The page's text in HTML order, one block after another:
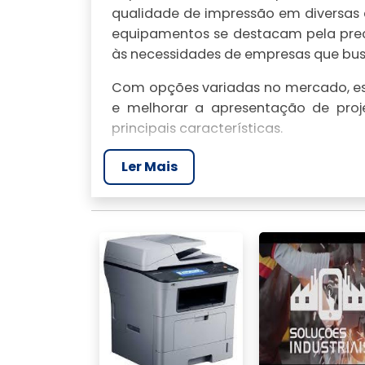
qualidade de impressão em
equipamentos se destacam pela
às necessidades de empresas que
Com opções variadas no mercado,
e melhorar a apresentação de
principais características.
CARACTERÍSTICAS
PROFISSIONAIS
As impressoras coloridas
desempenho em ambientes
as diferenciam de modelos de
Diferenças em relação a
Maior volume de impressão:
Ler Mais